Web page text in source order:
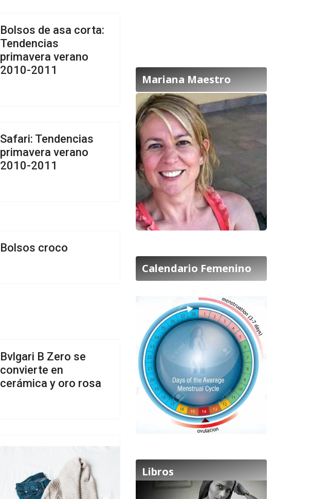
Bolsos de asa corta:
Tendencias
primavera verano
2010-2011
Safari: Tendencias
primavera verano
2010-2011
Bolsos croco
Bvlgari B Zero se
convierte en
cerámica y oro rosa
Mariana Maestro
Calendario Femenino
Libros